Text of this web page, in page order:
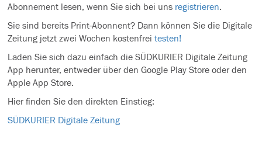
Abonnement lesen, wenn Sie sich bei uns registrieren.
Sie sind bereits Print-Abonnent? Dann können Sie die Digitale
Zeitung jetzt zwei Wochen kostenfrei testen!
Laden Sie sich dazu einfach die SÜDKURIER Digitale Zeitung
App herunter, entweder über den Google Play Store oder den
Apple App Store.
Hier finden Sie den direkten Einstieg:
SÜDKURIER Digitale Zeitung